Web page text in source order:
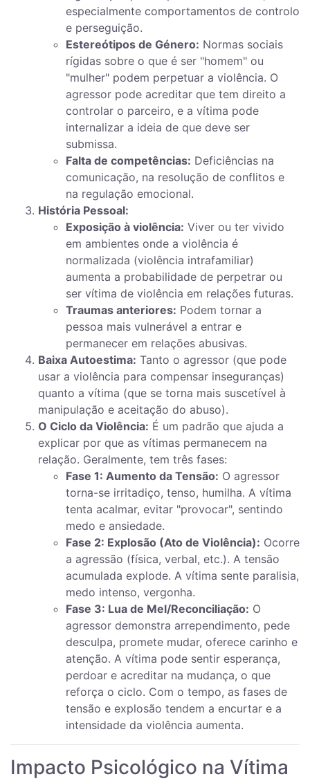
especialmente comportamentos de controlo
e perseguição.
Estereótipos de Género: Normas sociais
rígidas sobre o que é ser "homem" ou
"mulher" podem perpetuar a violência. O
agressor pode acreditar que tem direito a
controlar o parceiro, e a vítima pode
internalizar a ideia de que deve ser
submissa.
Falta de competências: Deficiências na
comunicação, na resolução de conflitos e
na regulação emocional.
História Pessoal:
Exposição à violência: Viver ou ter vivido
em ambientes onde a violência é
normalizada (violência intrafamiliar)
aumenta a probabilidade de perpetrar ou
ser vítima de violência em relações futuras.
Traumas anteriores: Podem tornar a
pessoa mais vulnerável a entrar e
permanecer em relações abusivas.
Baixa Autoestima: Tanto o agressor (que pode
usar a violência para compensar inseguranças)
quanto a vítima (que se torna mais suscetível à
manipulação e aceitação do abuso).
O Ciclo da Violência: É um padrão que ajuda a
explicar por que as vítimas permanecem na
relação. Geralmente, tem três fases:
Fase 1: Aumento da Tensão: O agressor
torna-se irritadiço, tenso, humilha. A vítima
tenta acalmar, evitar "provocar", sentindo
medo e ansiedade.
Fase 2: Explosão (Ato de Violência): Ocorre
a agressão (física, verbal, etc.). A tensão
acumulada explode. A vítima sente paralisia,
medo intenso, vergonha.
Fase 3: Lua de Mel/Reconciliação: O
agressor demonstra arrependimento, pede
desculpa, promete mudar, oferece carinho e
atenção. A vítima pode sentir esperança,
perdoar e acreditar na mudança, o que
reforça o ciclo. Com o tempo, as fases de
tensão e explosão tendem a encurtar e a
intensidade da violência aumenta.
Impacto Psicológico na Vítima